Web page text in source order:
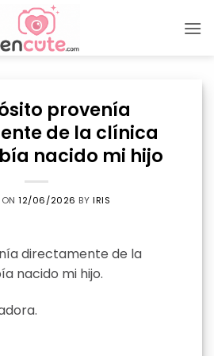
provenía
de la clínica
nacido mi hijo
ON12/06/2026 BYIRIS
directamente de la
nacido mi hijo.